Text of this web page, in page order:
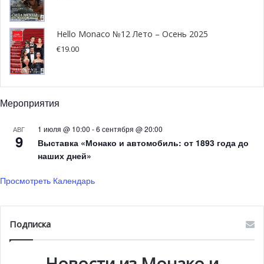
масштаба проводятся в Монако. В марте 2011 года
жители Монте-Карло стали свидетелями
четырехдневного свадебного торжества Каджала
Фабиани и Гаурав Ассомулл, другой состоятельной
индийской пары. На торжестве, насчитывавшем 600
приглашенных, присутствовал президент компании
ArcelorMittal — Лакшми Митталь. Площадь Казино тогда
было увидеть живого слона — символа счастья и
благополучия, а отдельные залы Гримальди Форума
трансформировались в каток со множеством
представлений.
Hello Monaco №12 Лето – Осень 2025
€19.00
Мероприятия
АВГ
9
1 июля @ 10:00 -6 сентября @ 20:00
Выставка «Монако и автомобиль: от 1893 года до
наших дней»
Просмотреть Календарь
Подписка